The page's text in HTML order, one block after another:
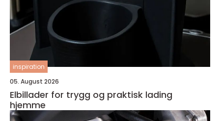
inspiration
05. August 2026
Elbillader for trygg og praktisk lading
hjemme